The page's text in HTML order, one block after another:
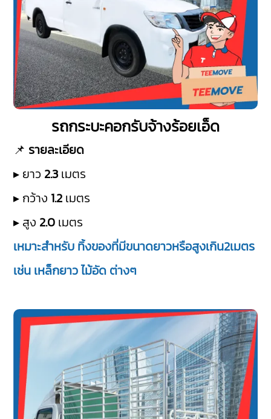
รถกระบะคอกรับจ้างร้อยเอ็ด
📌 รายละเอียด
▸ ยาว 2.3 เมตร
▸ กว้าง 1.2 เมตร
▸ สูง 2.0 เมตร
เหมาะสำหรับ ทิ้งของที่มีขนาดยาวหรือสูงเกิน2เมตร
เช่น เหล็กยาว ไม้อัด ต่างๆ